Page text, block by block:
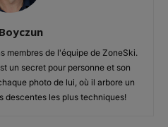
membres de l'équipe de ZoneSki.
un secret pour personne et son
photo de lui, où il arbore un
descentes les plus techniques!